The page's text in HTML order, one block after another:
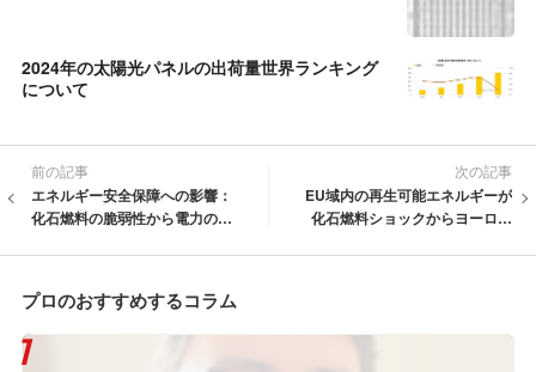
2024年の太陽光パネルの出荷量世界ランキング
について
前の記事
エネルギー安全保障への影響：
化石燃料の脆弱性から電力の自
次の記事
EU域内の再生可能エネルギーが
化石燃料ショックからヨーロッ
プロのおすすめするコラム